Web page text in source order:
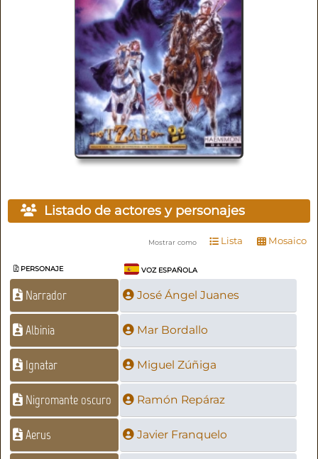
Listado de actores y personajes
Mostrar como Lista Mosaico
PERSONAJE VOZ ESPAÑOLA
Narrador José Ángel Juanes
Albinia Mar Bordallo
Ignatar Miguel Zúñiga
Nigromante oscuro Ramón Repáraz
Aerus Javier Franquelo